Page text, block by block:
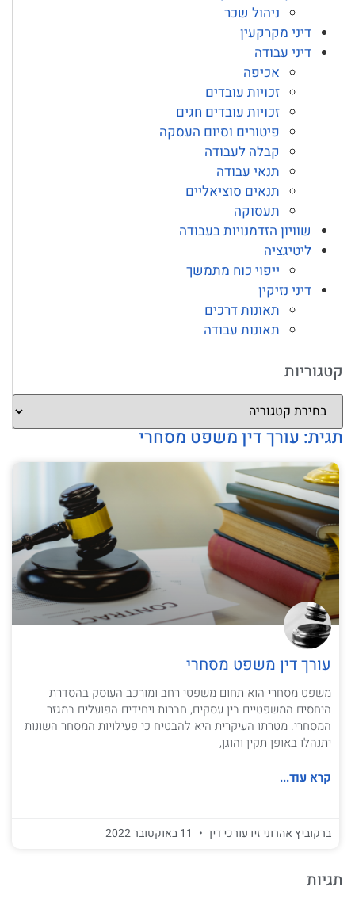
ניהול שכר
דיני מקרקעין
דיני עבודה
אכיפה
זכויות עובדים
זכויות עובדים חגים
פיטורים וסיום העסקה
קבלה לעבודה
תנאי עבודה
תנאים סוציאליים
תעסוקה
שוויון הזדמנויות בעבודה
ליטיגציה
ייפוי כוח מתמשך
דיני נזיקין
תאונות דרכים
תאונות עבודה
קטגוריות
תגית: עורך דין משפט מסחרי
עורך דין משפט מסחרי
משפט מסחרי הוא תחום משפטי רחב ומורכב העוסק בהסדרת
היחסים המשפטיים בין עסקים, חברות ויחידים הפועלים במגזר
המסחרי. מטרתו העיקרית היא להבטיח כי פעילויות המסחר השונות
יתנהלו באופן תקין והוגן,
קרא עוד...
ברקוביץ אהרוני זיו עורכי דין
תגיות